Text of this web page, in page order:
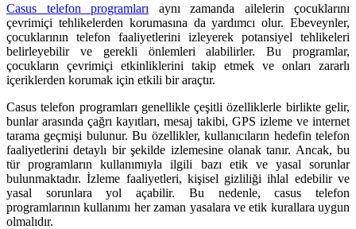
Casus telefon programları aynı zamanda ailelerin çocuklarını
çevrimiçi tehlikelerden korumasına da yardımcı olur. Ebeveynler,
çocuklarının telefon faaliyetlerini izleyerek potansiyel tehlikeleri
belirleyebilir ve gerekli önlemleri alabilirler. Bu programlar,
çocukların çevrimiçi etkinliklerini takip etmek ve onları zararlı
içeriklerden korumak için etkili bir araçtır.
Casus telefon programları genellikle çeşitli özelliklerle birlikte gelir,
bunlar arasında çağrı kayıtları, mesaj takibi, GPS izleme ve internet
tarama geçmişi bulunur. Bu özellikler, kullanıcıların hedefin telefon
faaliyetlerini detaylı bir şekilde izlemesine olanak tanır. Ancak, bu
tür programların kullanımıyla ilgili bazı etik ve yasal sorunlar
bulunmaktadır. İzleme faaliyetleri, kişisel gizliliği ihlal edebilir ve
yasal sorunlara yol açabilir. Bu nedenle, casus telefon
programlarının kullanımı her zaman yasalara ve etik kurallara uygun
olmalıdır.